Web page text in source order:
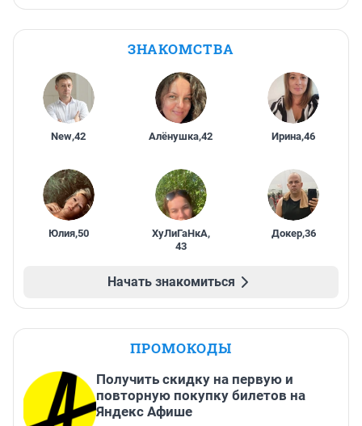
ЗНАКОМСТВА
New,42 Алёнушка,42 Ирина,46
Юлия,50 ХуЛиГаНкА,
43
Докер,36
Начать знакомиться
ПРОМОКОДЫ
Получить скидку на первую и
повторную покупку билетов на
Яндекс Афише